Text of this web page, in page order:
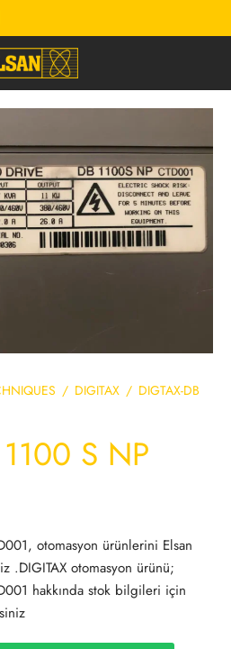
/ DIGITAX / DIGTAX-DB
S NP
otomasyon ürünlerini Elsan
.DIGITAX otomasyon ürünü;
hakkında stok bilgileri için